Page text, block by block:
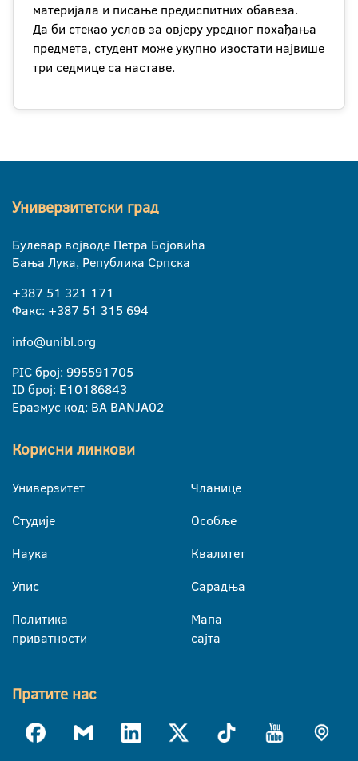
материјала и писање предиспитних обавеза.
Да би стекао услов за овјеру уредног похађања
предмета, студент може укупно изостати највише
три седмице са наставе.
Универзитетски град
Булевар војводе Петра Бојовића
Бања Лука, Република Српска
+387 51 321 171
Факс: +387 51 315 694
info@unibl.org
PIC број: 995591705
ID број: E10186843
Еразмус код: BA BANJA02
Корисни линкови
Универзитет
Студије
Наука
Упис
Политика
приватности
Чланице
Особље
Квалитет
Сарадња
Мапа
сајта
Пратите нас